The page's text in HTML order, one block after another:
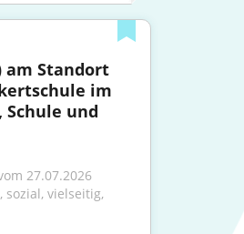
Standort
im
27.07.2026
sozial, vielseitig,